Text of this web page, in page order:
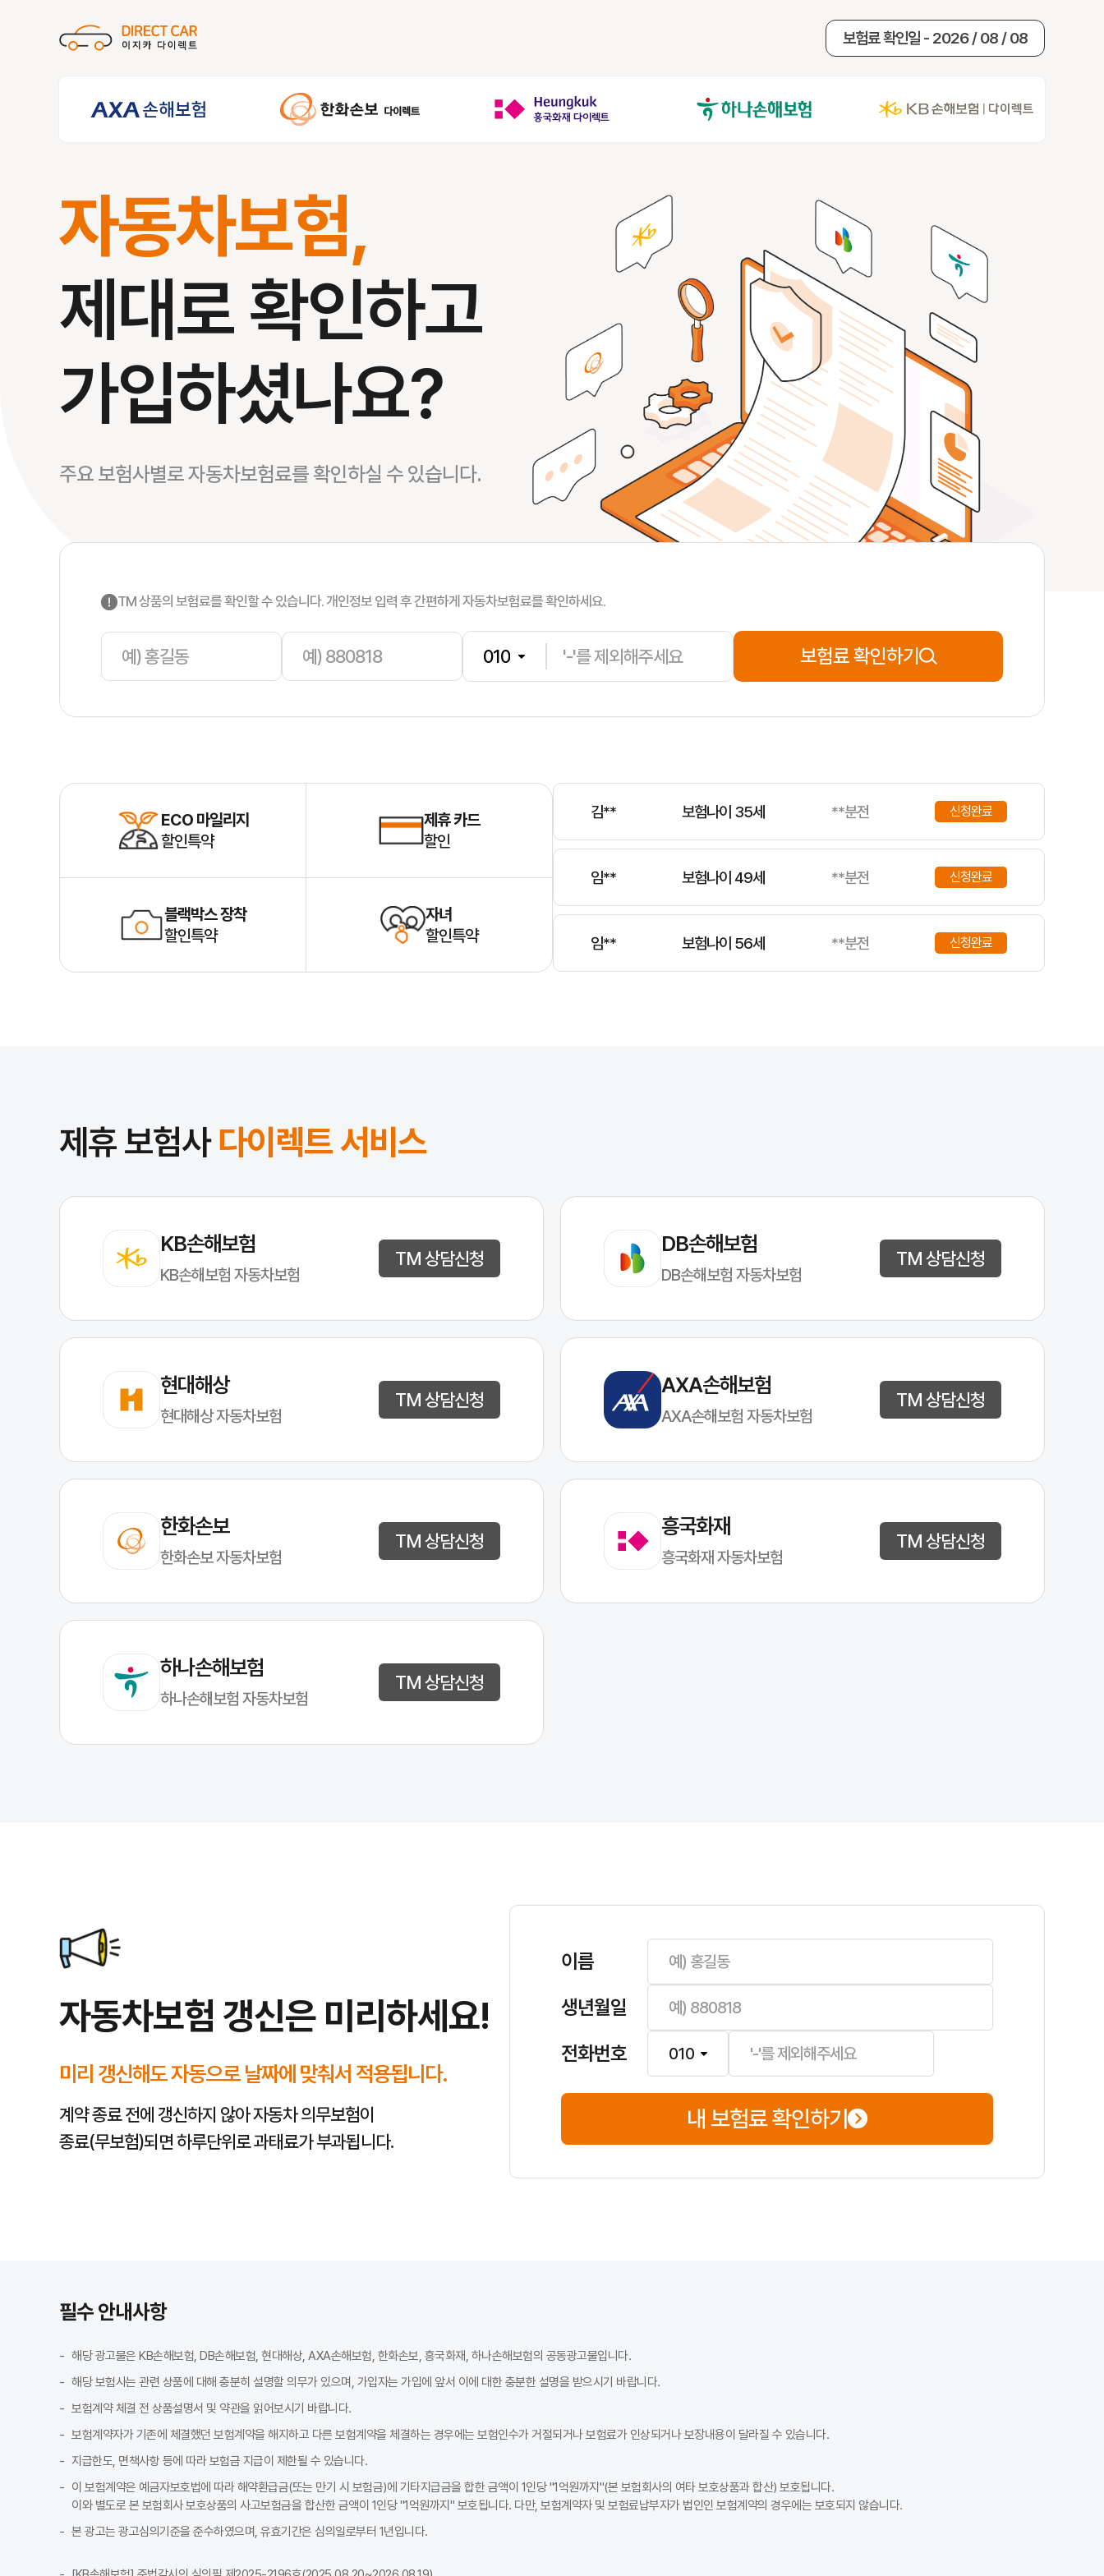
보험료 확인일 - 2026 / 08 / 08
자동차보험,
제대로 확인하고
가입하셨나요?
주요 보험사별로 자동차보험료를 확인하실 수 있습니다.
처음부터 다시 보는 저렴한 운전자보험 가이드
핵심만 모아 친절하게 설명드립니다.
주요 보장으로는 벌금, 변호사 선임 비용, 교통사고처리지원금(합의금)이 있습니다. 이 세 가지는 운전자보험의 핵심으로, 사고 발생 시 운전자의 방어권을 보장하고 합의를 원활하게 진행할 수 있도록 돕습니다.
최근에는 음주운전이나 무면허 운전을 제외한 모든 사고에 대해 보장하는 상품이 일반적이며, 특약을 통해 부상 치료비 등 추가적인 보장도 받을 수 있습니다.
운전자보험료 절약 꿀팁
운전자보험료를 절약하기 위해서는 불필요한 특약은 제외하고, 자신에게 꼭 필요한 보장 위주로 설계하는 것이 중요합니다. 여러 보험사의 상품을 비교하여 가격 경쟁력이 있는 상품을 선택하고, 다이렉트 가입을 통해
나에게 맞는 운전자보험 찾기
가입 전에는 반드시 여러 상품의 보장 내용과 보험료를 비교해보고, 실제 사고 사례를 통해 어떤 보장이 가장 필요한지 파악하는 것이 중요합니다.
TM 상품의 보험료를 확인할 수 있습니다. 개인정보 입력 후 간편하게 자동차보험료를 확인하세요.
보험료 확인하기
ECO 마일리지
할인특약
제휴 카드
할인
블랙박스 장착
할인특약
자녀
할인특약
보험나이 65세 **분전 신청완료
보험나이 41세 **분전 신청완료
홍** 보험나이 25세 **분전
김** 보험나이 59세 **분전 신청완료
임** 보험나이 49세 **분전 신청완료
임** 보험나이 56세 **분전 신청완료
전** 보험나이 34세 **분전 신청완료
제휴 보험사다이렉트 서비스
KB손해보험
KB손해보험 자동차보험
TM 상담신청
DB손해보험
DB손해보험 자동차보험
TM 상담신청
현대해상
현대해상 자동차보험
TM 상담신청
AXA손해보험
AXA손해보험 자동차보험
TM 상담신청
한화손보
한화손보 자동차보험
TM 상담신청
흥국화재
흥국화재 자동차보험
TM 상담신청
하나손해보험
하나손해보험 자동차보험
TM 상담신청
자동차보험 갱신은 미리하세요!
미리 갱신해도 자동으로 날짜에 맞춰서 적용됩니다.
계약 종료 전에 갱신하지 않아 자동차 의무보험이
종료(무보험)되면 하루단위로 과태료가 부과됩니다.
이름
생년월일
전화번호
내 보험료 확인하기
필수 안내사항
해당 광고물은 KB손해보험, DB손해보험, 현대해상, AXA손해보험, 한화손보, 흥국화재, 하나손해보험의 공동광고물입니다.
해당 보험사는 관련 상품에 대해 충분히 설명할 의무가 있으며, 가입자는 가입에 앞서 이에 대한 충분한 설명을 받으시기 바랍니다.
보험계약 체결 전 상품설명서 및 약관을 읽어보시기 바랍니다.
보험계약자가 기존에 체결했던 보험계약을 해지하고 다른 보험계약을 체결하는 경우에는 보험인수가 거절되거나 보험료가 인상되거나 보장내용이 달라질 수 있습니다.
지급한도, 면책사항 등에 따라 보험금 지급이 제한될 수 있습니다.
이 보험계약은 예금자보호법에 따라 해약환급금(또는 만기 시 보험금)에 기타지급금을 합한 금액이 1인당 "1억원까지"(본 보험회사의 여타 보호상품과 합산) 보호됩니다.
이와 별도로 본 보험회사 보호상품의 사고보험금을 합산한 금액이 1인당 "1억원까지" 보호됩니다. 다만, 보험계약자 및 보험료납부자가 법인인 보험계약의 경우에는 보호되지 않습니다.
본 광고는 광고심의기준을 준수하였으며, 유효기간은 심의일로부터 1년입니다.